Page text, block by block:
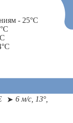
- 25°C
➤ 6 м/с, 13°,